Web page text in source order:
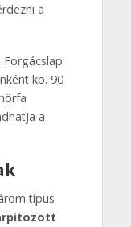
a
Forgácslap
kb. 90
a
típus